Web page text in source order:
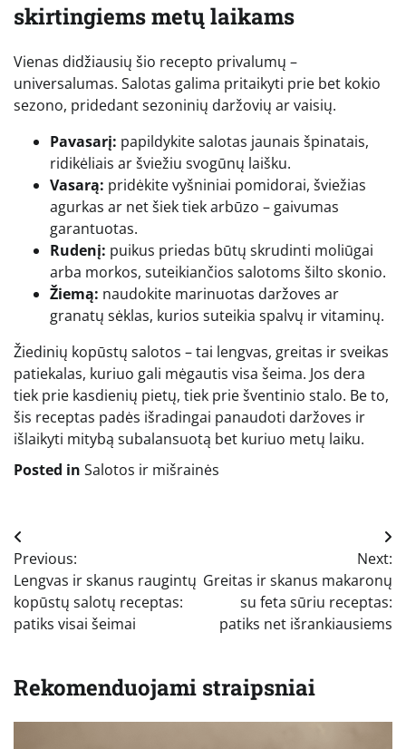
skirtingiems metų laikams
Vienas didžiausių šio recepto privalumų –
universalumas. Salotas galima pritaikyti prie bet kokio
sezono, pridedant sezoninių daržovių ar vaisių.
Pavasarį: papildykite salotas jaunais špinatais,
ridikėliais ar šviežiu svogūnų laišku.
Vasarą: pridėkite vyšniniai pomidorai, šviežias
agurkas ar net šiek tiek arbūzo – gaivumas
garantuotas.
Rudenį: puikus priedas būtų skrudinti moliūgai
arba morkos, suteikiančios salotoms šilto skonio.
Žiemą: naudokite marinuotas daržoves ar
granatų sėklas, kurios suteikia spalvų ir vitaminų.
Žiedinių kopūstų salotos – tai lengvas, greitas ir sveikas
patiekalas, kuriuo gali mėgautis visa šeima. Jos dera
tiek prie kasdienių pietų, tiek prie šventinio stalo. Be to,
šis receptas padės išradingai panaudoti daržoves ir
išlaikyti mitybą subalansuotą bet kuriuo metų laiku.
Posted in Salotos ir mišrainės
Navigacija
tarp
įrašų
Previous:
Lengvas ir skanus raugintų
kopūstų salotų receptas:
patiks visai šeimai
Next:
Greitas ir skanus makaronų
su feta sūriu receptas:
patiks net išrankiausiems
Rekomenduojami straipsniai